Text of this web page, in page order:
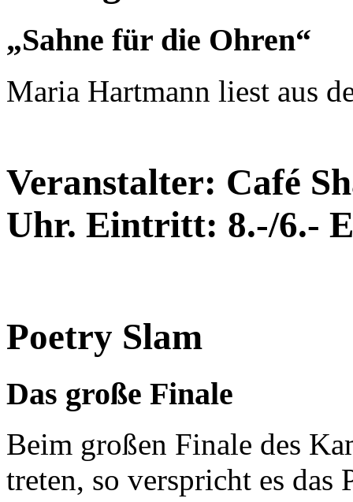
„Sahne für die Ohren“
Maria Hartmann liest aus
Veranstalter: Café
Uhr. Eintritt: 8.-/6.-
Poetry Slam
Das große Finale
Beim großen Finale des
treten, so verspricht es das